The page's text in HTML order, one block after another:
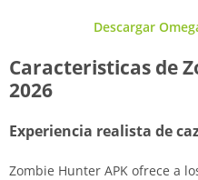
Descargar
Caracteristicas de
2026
Experiencia realista de
Zombie Hunter APK ofrece a